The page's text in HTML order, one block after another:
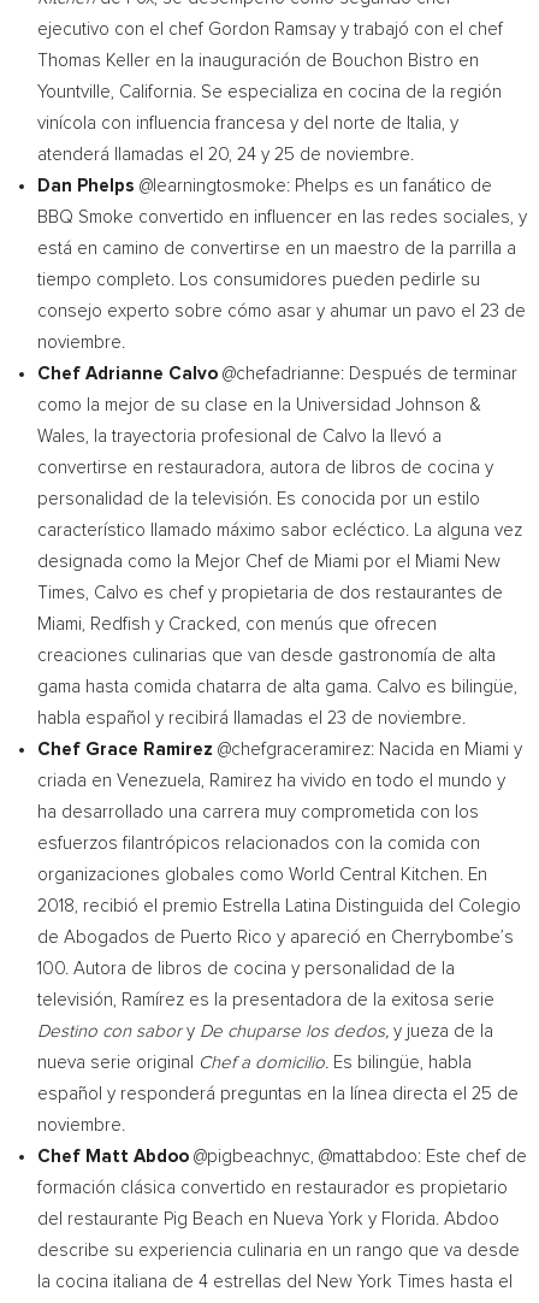
ejecutivo con el chef Gordon Ramsay y trabajó con el chef
Thomas Keller en la inauguración de Bouchon Bistro en
Yountville, California. Se especializa en cocina de la región
vinícola con influencia francesa y del norte de Italia, y
atenderá llamadas el 20, 24 y 25 de noviembre.
Dan Phelps @learningtosmoke: Phelps es un fanático de
BBQ Smoke convertido en influencer en las redes sociales, y
está en camino de convertirse en un maestro de la parrilla a
tiempo completo. Los consumidores pueden pedirle su
consejo experto sobre cómo asar y ahumar un pavo el 23 de
noviembre.
Chef Adrianne Calvo @chefadrianne: Después de terminar
como la mejor de su clase en la Universidad Johnson &
Wales, la trayectoria profesional de Calvo la llevó a
convertirse en restauradora, autora de libros de cocina y
personalidad de la televisión. Es conocida por un estilo
característico llamado máximo sabor ecléctico. La alguna vez
designada como la Mejor Chef de Miami por el Miami New
Times, Calvo es chef y propietaria de dos restaurantes de
Miami, Redfish y Cracked, con menús que ofrecen
creaciones culinarias que van desde gastronomía de alta
gama hasta comida chatarra de alta gama. Calvo es bilingüe,
habla español y recibirá llamadas el 23 de noviembre.
Chef Grace Ramirez @chefgraceramirez: Nacida en Miami y
criada en Venezuela, Ramirez ha vivido en todo el mundo y
ha desarrollado una carrera muy comprometida con los
esfuerzos filantrópicos relacionados con la comida con
organizaciones globales como World Central Kitchen. En
2018, recibió el premio Estrella Latina Distinguida del Colegio
de Abogados de Puerto Rico y apareció en Cherrybombe’s
100. Autora de libros de cocina y personalidad de la
televisión, Ramírez es la presentadora de la exitosa serie
Destino con sabory De chuparse los dedos, y jueza de la
nueva serie original
Chef a domicilio. Es bilingüe, habla
español y responderá preguntas en la línea directa el 25 de
noviembre.
Chef Matt Abdoo @pigbeachnyc, @mattabdoo: Este chef de
formación clásica convertido en restaurador es propietario
del restaurante Pig Beach en Nueva York y Florida. Abdoo
describe su experiencia culinaria en un rango que va desde
la cocina italiana de 4 estrellas del
New York Times hasta el